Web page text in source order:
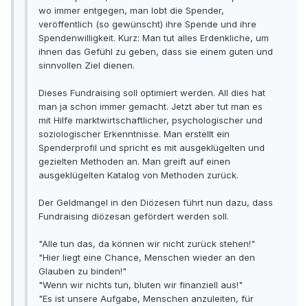
wo immer entgegen, man lobt die Spender,
veröffentlich (so gewünscht) ihre Spende und ihre
Spendenwilligkeit. Kurz: Man tut alles Erdenkliche, um
ihnen das Gefühl zu geben, dass sie einem guten und
sinnvollen Ziel dienen.
Dieses Fundraising soll optimiert werden. All dies hat
man ja schon immer gemacht. Jetzt aber tut man es
mit Hilfe marktwirtschaftlicher, psychologischer und
soziologischer Erkenntnisse. Man erstellt ein
Spenderprofil und spricht es mit ausgeklügelten und
gezielten Methoden an. Man greift auf einen
ausgeklügelten Katalog von Methoden zurück.
Der Geldmangel in den Diözesen führt nun dazu, dass
Fundraising diözesan gefördert werden soll.
"Alle tun das, da können wir nicht zurück stehen!"
"Hier liegt eine Chance, Menschen wieder an den
Glauben zu binden!"
"Wenn wir nichts tun, bluten wir finanziell aus!"
"Es ist unsere Aufgabe, Menschen anzuleiten, für